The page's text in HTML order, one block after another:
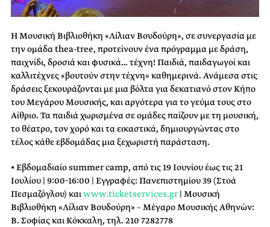
Η Μουσική Βιβλιοθήκη «Λίλιαν Βουδούρη», σε συνεργασία με
την ομάδα thea-tree, προτείνουν ένα πρόγραμμα με δράση,
παιχνίδι, δροσιά και φυσικά… τέχνη! Παιδιά, παιδαγωγοί και
καλλιτέχνες «βουτούν στην τέχνη» καθημερινά. Ανάμεσα στις
δράσεις ξεκουράζονται με μια βόλτα για δεκατιανό στον Κήπο
του Μεγάρου Μουσικής, και αργότερα για το γεύμα τους στο
Aίθριο. Τα παιδιά χωρισμένα σε ομάδες παίζουν με τη μουσική,
το θέατρο, τον χορό και τα εικαστικά, δημιουργώντας στο
τέλος κάθε εβδομάδας μια ξεχωριστή παράσταση.
• Εβδομαδιαίο summer camp, από τις 19 Ιουνίου έως τις 21
Ιουλίου | 9:00-16:00 | Εγγραφές: Πανεπιστημίου 39 (Στοά
Πεσμαζόγλου) καιwww.ticketservices.gr | Μουσική
Βιβλιοθήκη «Λίλιαν Βουδούρη» – Μέγαρο Μουσικής Αθηνών:
Β. Σοφίας και Κόκκαλη, τηλ. 210 7282778